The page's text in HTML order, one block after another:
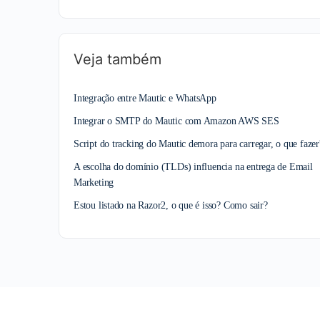
Veja também
Integração entre Mautic e WhatsApp
Integrar o SMTP do Mautic com Amazon AWS SES
Script do tracking do Mautic demora para carregar, o que
A escolha do domínio (TLDs) influencia na entrega de Email
Marketing
Estou listado na Razor2, o que é isso? Como sair?